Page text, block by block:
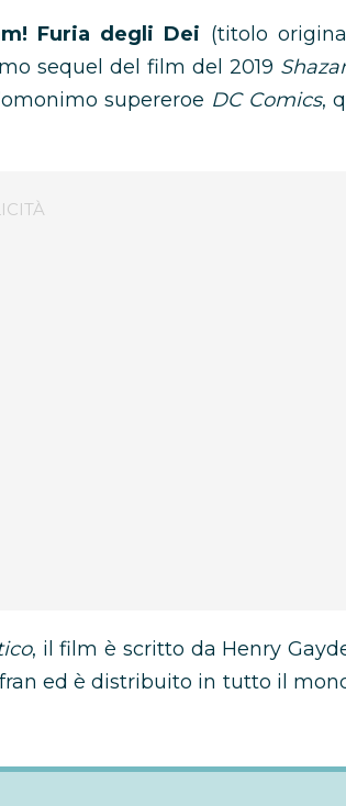
Furia degli Dei (titolo
sequel del film del 2019
supereroe DC Comics,
, il film è scritto da Henry
ed è distribuito in tutto il